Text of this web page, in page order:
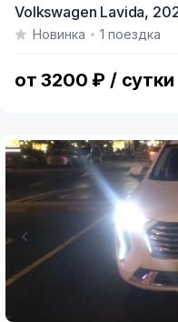
of
Volkswagen Lavida,
Новинка
1 поездка
от 3200 ₽ / сутки